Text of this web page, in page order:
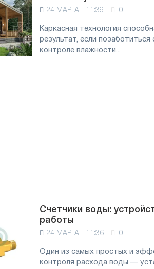
24 МАРТА - 11:39 0
Каркасная технология
результат, если позаботиться
контроле влажности...
Счетчики воды:
работы
24 МАРТА - 11:36 0
Один из самых простых и
контроля расхода воды —